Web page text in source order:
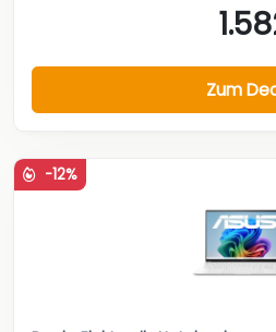
Zum
-12%